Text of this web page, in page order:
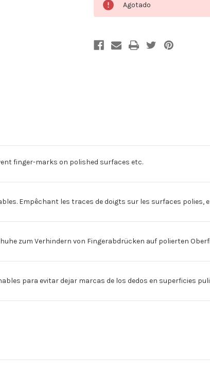
actual
de
Agotado
finger-marks on polished surfaces etc.
Empêchant les traces de doigts sur les surfaces polies,
zum Verhindern von Fingerabdrücken auf polierten
para evitar dejar marcas de los dedos en superficies